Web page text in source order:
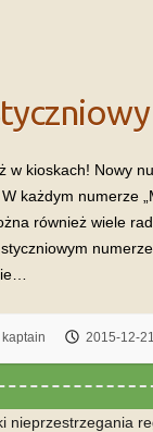
w kioskach! Nowy
W każdym numerze
również wiele
kaptain 2015-12-21
nieprzestrzegania